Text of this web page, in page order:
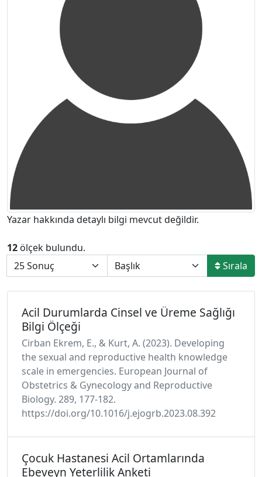
Yazar hakkında detaylı bilgi mevcut değildir.
12 ölçek bulundu.
Sırala
Acil Durumlarda Cinsel ve Üreme Sağlığı
Bilgi Ölçeği
Cirban Ekrem, E., & Kurt, A. (2023). Developing
the sexual and reproductive health knowledge
scale in emergencies. European Journal of
Obstetrics & Gynecology and Reproductive
Biology. 289, 177-182.
https://doi.org/10.1016/j.ejogrb.2023.08.392
Çocuk Hastanesi Acil Ortamlarında
Ebeveyn Yeterlilik Anketi